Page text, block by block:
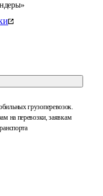
грузоперевозок.
на перевозки, заявкам